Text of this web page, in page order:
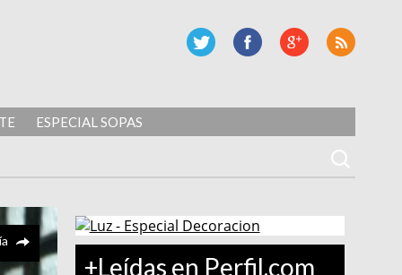
ESPECIAL SOPAS
+Leídas en Perfil.com